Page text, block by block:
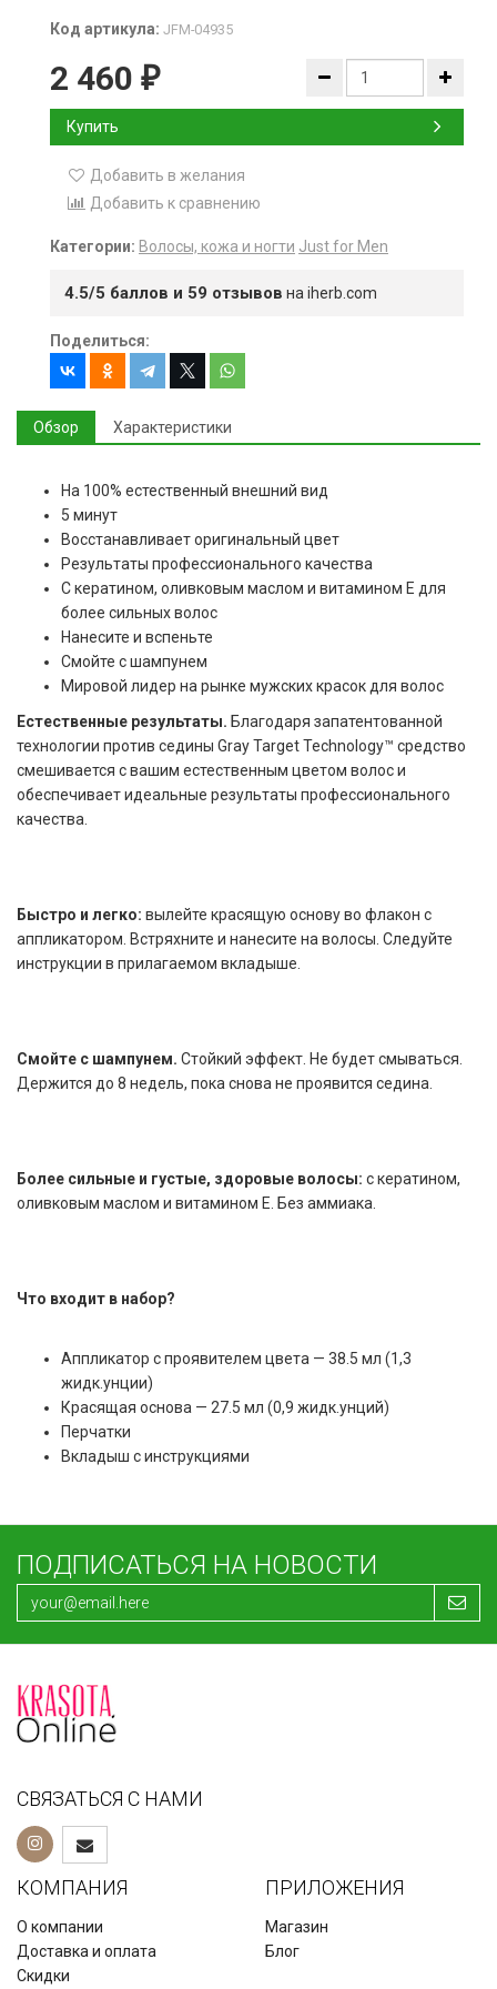
Код артикула: JFM-04935
2 460 ₽
Купить
Добавить в желания
Добавить к сравнению
Категории: Волосы, кожа и ногти Just for Men
4.5/5 баллов и 59 отзывов на iherb.com
Поделиться:
Обзор Характеристики
На 100% естественный внешний вид
5 минут
Восстанавливает оригинальный цвет
Результаты профессионального качества
С кератином, оливковым маслом и витамином Е для
более сильных волос
Нанесите и вспеньте
Смойте с шампунем
Мировой лидер на рынке мужских красок для волос
Естественные результаты. Благодаря запатентованной
технологии против седины Gray Target Technology™ средство
смешивается с вашим естественным цветом волос и
обеспечивает идеальные результаты профессионального
качества.
Быстро и легко: вылейте красящую основу во флакон с
аппликатором. Встряхните и нанесите на волосы. Следуйте
инструкции в прилагаемом вкладыше.
Смойте с шампунем. Стойкий эффект. Не будет смываться.
Держится до 8 недель, пока снова не проявится седина.
Более сильные и густые, здоровые волосы: с кератином,
оливковым маслом и витамином Е. Без аммиака.
Что входит в набор?
Аппликатор с проявителем цвета — 38.5 мл (1,3
жидк.унции)
Красящая основа — 27.5 мл (0,9 жидк.унций)
Перчатки
Вкладыш с инструкциями
ПОДПИСАТЬСЯ НА НОВОСТИ
СВЯЗАТЬСЯ С НАМИ
КОМПАНИЯ
О компании
Доставка и оплата
Скидки
ПРИЛОЖЕНИЯ
Магазин
Блог